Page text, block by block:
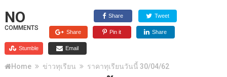
NO
COMMENTS
Share Tweet
Share Pin it Share
Stumble Email
Home ข่าวทุเรียน ราคาทุเรียนวันนี้ 30/04/62